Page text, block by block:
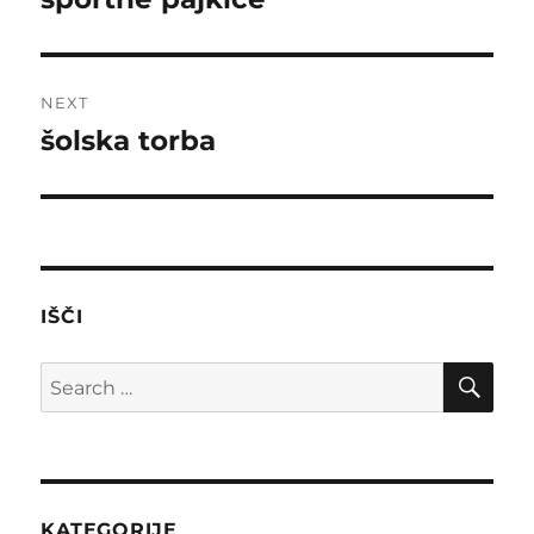
NEXT
Next
šolska torba
IŠČI
Search
for: